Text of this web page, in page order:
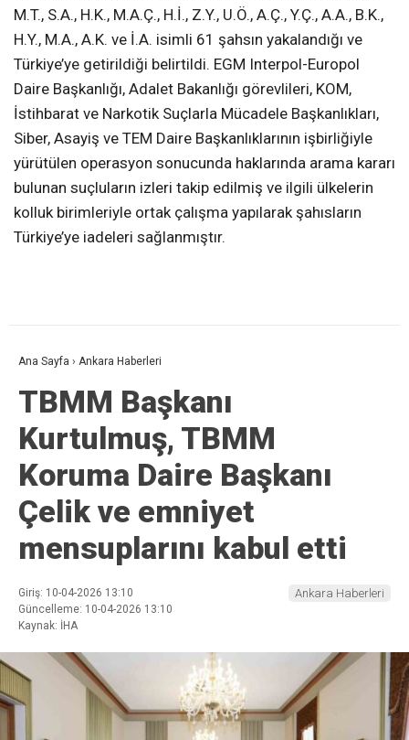
M.T., S.A., H.K., M.A.Ç., H.İ., Z.Y., U.Ö., A.Ç., Y.Ç., A.A., B.K.,
H.Y., M.A., A.K. ve İ.A. isimli 61 şahsın yakalandığı ve
Türkiye’ye getirildiği belirtildi. EGM Interpol-Europol
Daire Başkanlığı, Adalet Bakanlığı görevlileri, KOM,
İstihbarat ve Narkotik Suçlarla Mücadele Başkanlıkları,
Siber, Asayiş ve TEM Daire Başkanlıklarının işbirliğiyle
yürütülen operasyon sonucunda haklarında arama kararı
bulunan suçluların izleri takip edilmiş ve ilgili ülkelerin
kolluk birimleriyle ortak çalışma yapılarak şahısların
Türkiye’ye iadeleri sağlanmıştır.
Ana Sayfa › Ankara Haberleri
TBMM Başkanı
Kurtulmuş, TBMM
Koruma Daire Başkanı
Çelik ve emniyet
mensuplarını kabul etti
Giriş: 10-04-2026 13:10
Güncelleme: 10-04-2026 13:10
Kaynak: İHA
Ankara Haberleri